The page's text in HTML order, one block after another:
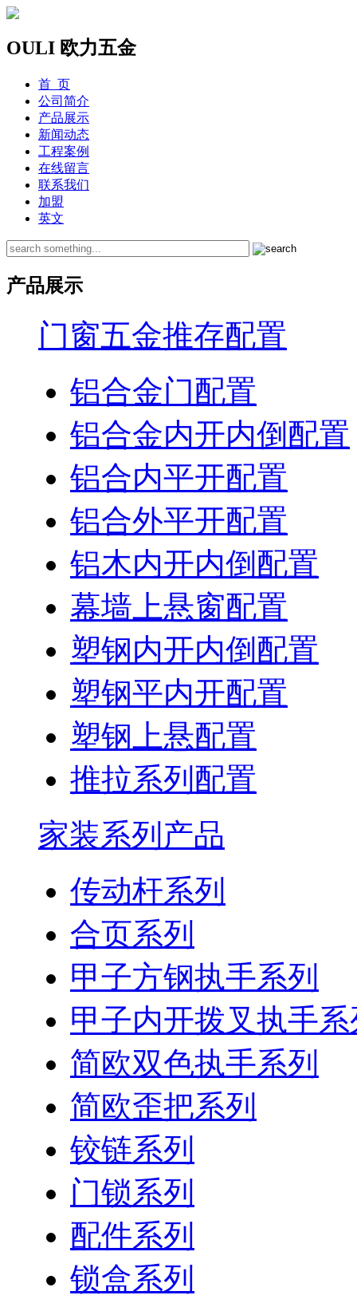
OULI 欧力五金
首 页
公司简介
产品展示
新闻动态
工程案例
在线留言
联系我们
加盟
英文
产品展示
门窗五金推存配置
铝合金门配置
铝合金内开内倒配置
铝合内平开配置
铝合外平开配置
铝木内开内倒配置
幕墙上悬窗配置
塑钢内开内倒配置
塑钢平内开配置
塑钢上悬配置
推拉系列配置
家装系列产品
传动杆系列
合页系列
甲子方钢执手系列
甲子内开拨叉执手系
简欧双色执手系列
简欧歪把系列
铰链系列
门锁系列
配件系列
锁盒系列